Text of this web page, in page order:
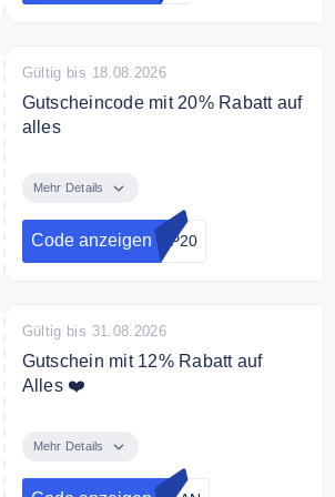
Gültig bis 18.08.2026
Gutscheincode mit 20% Rabatt auf
alles
die gesamte Bestellung mit dem
Bedingungen
Mehr Details
Code anzeigen OP20
Gültig bis 31.08.2026
Gutschein mit 12% Rabatt auf
Alles ❤️
und erhalte mit diesem Code 12 %
Mehr Details